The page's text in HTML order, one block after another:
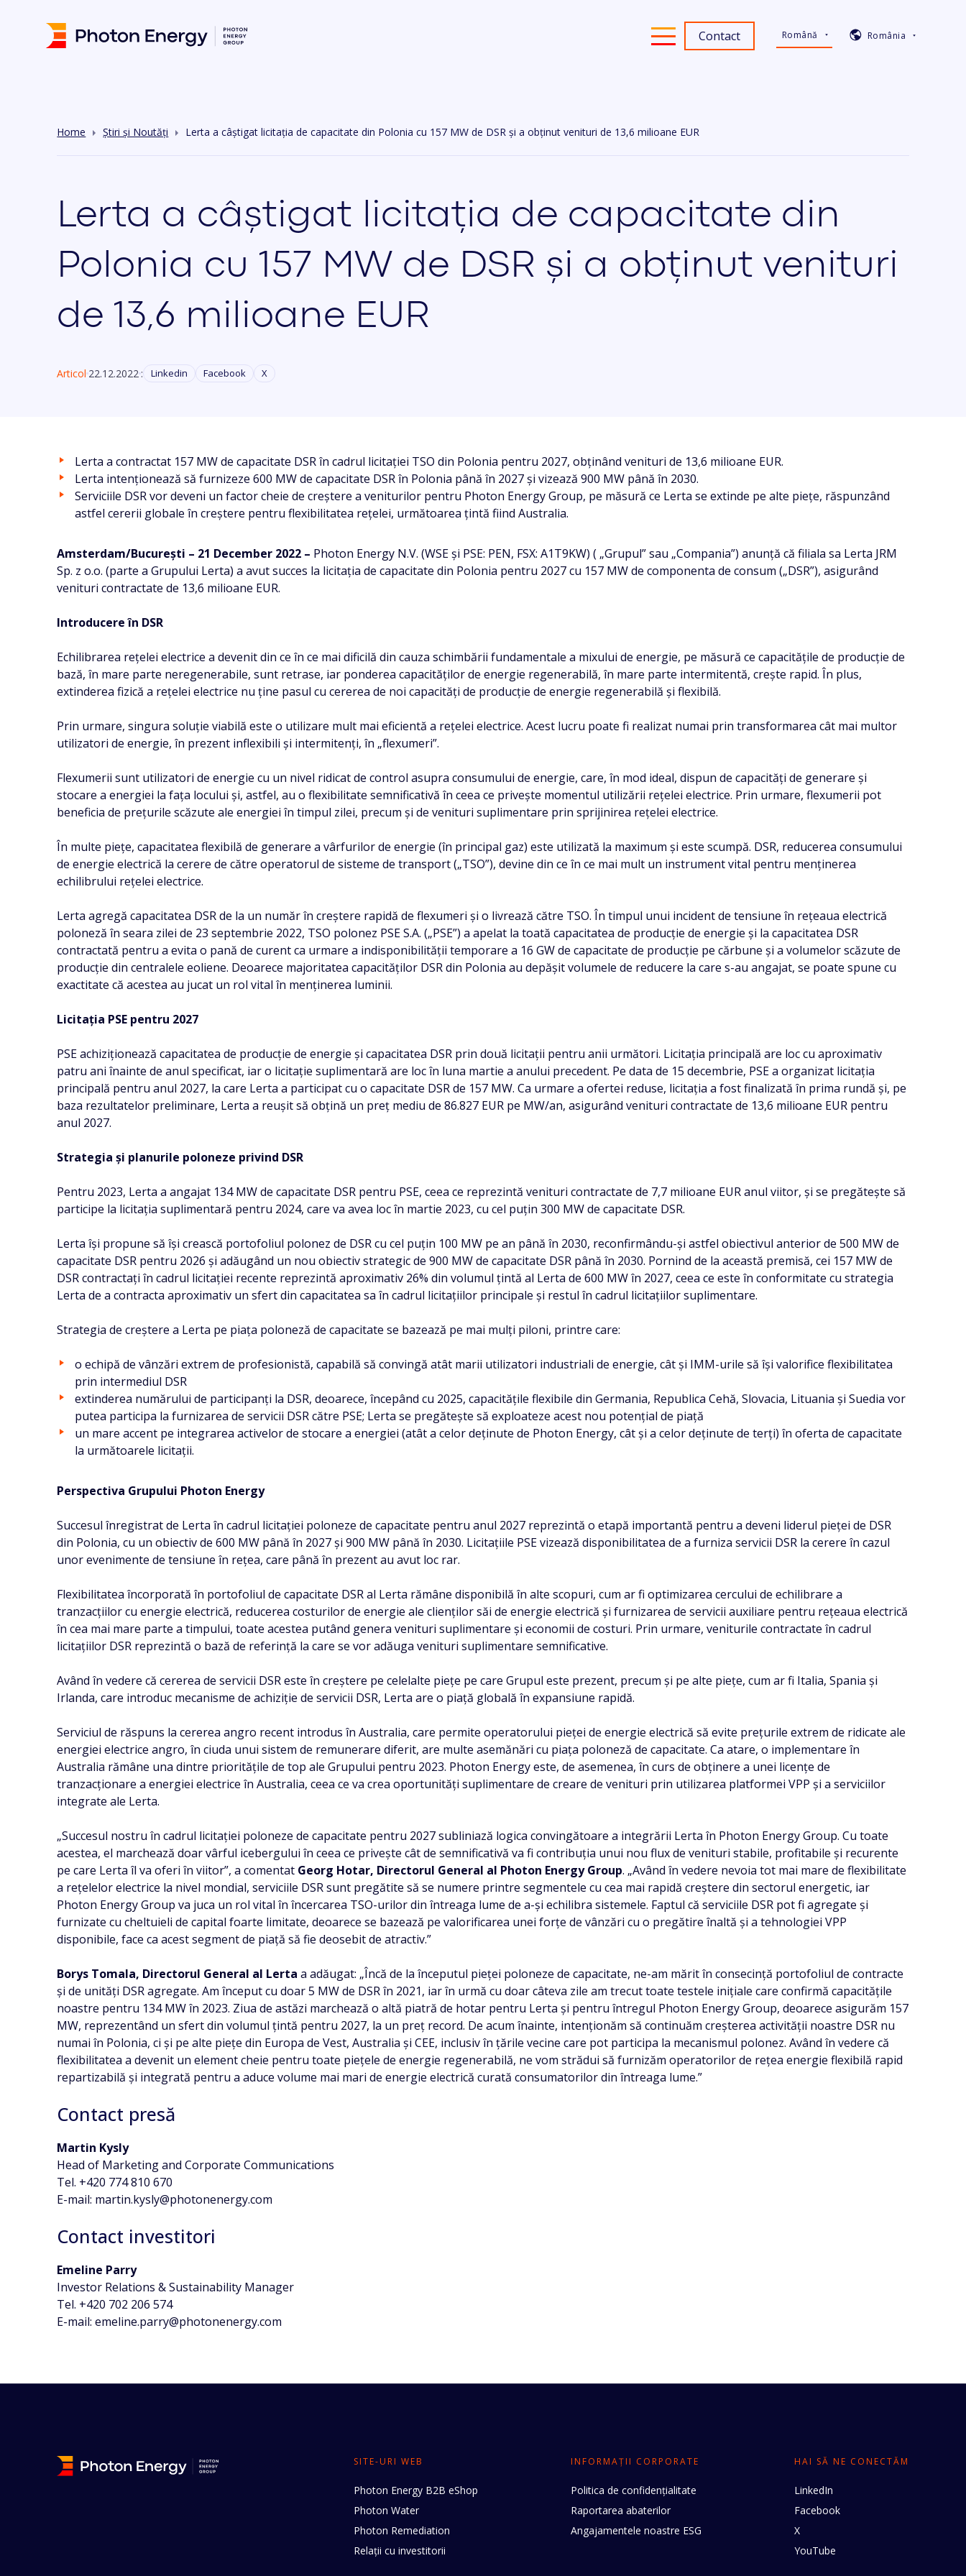
Contact Română România
Home Știri și Noutăți Lerta a câștigat licitația de capacitate din Polonia cu 157 MW de DSR și a obținut venituri de 13,6 milioane EUR
Lerta a câștigat licitația de capacitate din
Polonia cu 157 MW de DSR și a obținut venituri
de 13,6 milioane EUR
Articol 22.12.2022 : Linkedin Facebook X
Lerta a contractat 157 MW de capacitate DSR în cadrul licitației TSO din Polonia pentru 2027, obținând venituri de 13,6 milioane EUR.
Lerta intenționează să furnizeze 600 MW de capacitate DSR în Polonia până în 2027 și vizează 900 MW până în 2030.
Serviciile DSR vor deveni un factor cheie de creștere a veniturilor pentru Photon Energy Group, pe măsură ce Lerta se extinde pe alte piețe, răspunzând
astfel cererii globale în creștere pentru flexibilitatea rețelei, următoarea țintă fiind Australia.
Amsterdam/Bucureşti – 21 December 2022 – Photon Energy N.V. (WSE și PSE: PEN, FSX: A1T9KW) ( „Grupul” sau „Compania”) anunță că filiala sa Lerta JRM
Sp. z o.o. (parte a Grupului Lerta) a avut succes la licitația de capacitate din Polonia pentru 2027 cu 157 MW de componenta de consum („DSR”), asigurând
venituri contractate de 13,6 milioane EUR.
Introducere în DSR
Echilibrarea rețelei electrice a devenit din ce în ce mai dificilă din cauza schimbării fundamentale a mixului de energie, pe măsură ce capacitățile de producție de
bază, în mare parte neregenerabile, sunt retrase, iar ponderea capacităților de energie regenerabilă, în mare parte intermitentă, crește rapid. În plus,
extinderea fizică a rețelei electrice nu ține pasul cu cererea de noi capacități de producție de energie regenerabilă și flexibilă.
Prin urmare, singura soluție viabilă este o utilizare mult mai eficientă a rețelei electrice. Acest lucru poate fi realizat numai prin transformarea cât mai multor
utilizatori de energie, în prezent inflexibili și intermitenți, în „flexumeri”.
Flexumerii sunt utilizatori de energie cu un nivel ridicat de control asupra consumului de energie, care, în mod ideal, dispun de capacități de generare și
stocare a energiei la fața locului și, astfel, au o flexibilitate semnificativă în ceea ce privește momentul utilizării rețelei electrice. Prin urmare, flexumerii pot
beneficia de prețurile scăzute ale energiei în timpul zilei, precum și de venituri suplimentare prin sprijinirea rețelei electrice.
În multe piețe, capacitatea flexibilă de generare a vârfurilor de energie (în principal gaz) este utilizată la maximum și este scumpă. DSR, reducerea consumului
de energie electrică la cerere de către operatorul de sisteme de transport („TSO”), devine din ce în ce mai mult un instrument vital pentru menținerea
echilibrului rețelei electrice.
Lerta agregă capacitatea DSR de la un număr în creștere rapidă de flexumeri și o livrează către TSO. În timpul unui incident de tensiune în rețeaua electrică
poloneză în seara zilei de 23 septembrie 2022, TSO polonez PSE S.A. („PSE”) a apelat la toată capacitatea de producție de energie și la capacitatea DSR
contractată pentru a evita o pană de curent ca urmare a indisponibilității temporare a 16 GW de capacitate de producție pe cărbune și a volumelor scăzute de
producție din centralele eoliene. Deoarece majoritatea capacităților DSR din Polonia au depășit volumele de reducere la care s-au angajat, se poate spune cu
exactitate că acestea au jucat un rol vital în menținerea luminii.
Licitația PSE pentru 2027
PSE achiziționează capacitatea de producție de energie și capacitatea DSR prin două licitații pentru anii următori. Licitația principală are loc cu aproximativ
patru ani înainte de anul specificat, iar o licitație suplimentară are loc în luna martie a anului precedent. Pe data de 15 decembrie, PSE a organizat licitația
principală pentru anul 2027, la care Lerta a participat cu o capacitate DSR de 157 MW. Ca urmare a ofertei reduse, licitația a fost finalizată în prima rundă și, pe
baza rezultatelor preliminare, Lerta a reușit să obțină un preț mediu de 86.827 EUR pe MW/an, asigurând venituri contractate de 13,6 milioane EUR pentru
anul 2027.
Strategia și planurile poloneze privind DSR
Pentru 2023, Lerta a angajat 134 MW de capacitate DSR pentru PSE, ceea ce reprezintă venituri contractate de 7,7 milioane EUR anul viitor, și se pregătește să
participe la licitația suplimentară pentru 2024, care va avea loc în martie 2023, cu cel puțin 300 MW de capacitate DSR.
Lerta își propune să își crească portofoliul polonez de DSR cu cel puțin 100 MW pe an până în 2030, reconfirmându-și astfel obiectivul anterior de 500 MW de
capacitate DSR pentru 2026 și adăugând un nou obiectiv strategic de 900 MW de capacitate DSR până în 2030. Pornind de la această premisă, cei 157 MW de
DSR contractați în cadrul licitației recente reprezintă aproximativ 26% din volumul țintă al Lerta de 600 MW în 2027, ceea ce este în conformitate cu strategia
Lerta de a contracta aproximativ un sfert din capacitatea sa în cadrul licitațiilor principale și restul în cadrul licitațiilor suplimentare.
Strategia de creștere a Lerta pe piața poloneză de capacitate se bazează pe mai mulți piloni, printre care:
o echipă de vânzări extrem de profesionistă, capabilă să convingă atât marii utilizatori industriali de energie, cât și IMM-urile să își valorifice flexibilitatea
prin intermediul DSR
extinderea numărului de participanți la DSR, deoarece, începând cu 2025, capacitățile flexibile din Germania, Republica Cehă, Slovacia, Lituania și Suedia vor
putea participa la furnizarea de servicii DSR către PSE; Lerta se pregătește să exploateze acest nou potențial de piață
un mare accent pe integrarea activelor de stocare a energiei (atât a celor deținute de Photon Energy, cât și a celor deținute de terți) în oferta de capacitate
la următoarele licitații.
Perspectiva Grupului Photon Energy
Succesul înregistrat de Lerta în cadrul licitației poloneze de capacitate pentru anul 2027 reprezintă o etapă importantă pentru a deveni liderul pieței de DSR
din Polonia, cu un obiectiv de 600 MW până în 2027 și 900 MW până în 2030. Licitațiile PSE vizează disponibilitatea de a furniza servicii DSR la cerere în cazul
unor evenimente de tensiune în rețea, care până în prezent au avut loc rar.
Flexibilitatea încorporată în portofoliul de capacitate DSR al Lerta rămâne disponibilă în alte scopuri, cum ar fi optimizarea cercului de echilibrare a
tranzacțiilor cu energie electrică, reducerea costurilor de energie ale clienților săi de energie electrică și furnizarea de servicii auxiliare pentru rețeaua electrică
în cea mai mare parte a timpului, toate acestea putând genera venituri suplimentare și economii de costuri. Prin urmare, veniturile contractate în cadrul
licitațiilor DSR reprezintă o bază de referință la care se vor adăuga venituri suplimentare semnificative.
Având în vedere că cererea de servicii DSR este în creștere pe celelalte piețe pe care Grupul este prezent, precum și pe alte piețe, cum ar fi Italia, Spania și
Irlanda, care introduc mecanisme de achiziție de servicii DSR, Lerta are o piață globală în expansiune rapidă.
Serviciul de răspuns la cererea angro recent introdus în Australia, care permite operatorului pieței de energie electrică să evite prețurile extrem de ridicate ale
energiei electrice angro, în ciuda unui sistem de remunerare diferit, are multe asemănări cu piața poloneză de capacitate. Ca atare, o implementare în
Australia rămâne una dintre prioritățile de top ale Grupului pentru 2023. Photon Energy este, de asemenea, în curs de obținere a unei licențe de
tranzacționare a energiei electrice în Australia, ceea ce va crea oportunități suplimentare de creare de venituri prin utilizarea platformei VPP și a serviciilor
integrate ale Lerta.
„Succesul nostru în cadrul licitației poloneze de capacitate pentru 2027 subliniază logica convingătoare a integrării Lerta în Photon Energy Group. Cu toate
acestea, el marchează doar vârful icebergului în ceea ce privește cât de semnificativă va fi contribuția unui nou flux de venituri stabile, profitabile și recurente
pe care Lerta îl va oferi în viitor”, a comentat Georg Hotar, Directorul General al Photon Energy Group. „Având în vedere nevoia tot mai mare de flexibilitate
a rețelelor electrice la nivel mondial, serviciile DSR sunt pregătite să se numere printre segmentele cu cea mai rapidă creștere din sectorul energetic, iar
Photon Energy Group va juca un rol vital în încercarea TSO-urilor din întreaga lume de a-și echilibra sistemele. Faptul că serviciile DSR pot fi agregate și
furnizate cu cheltuieli de capital foarte limitate, deoarece se bazează pe valorificarea unei forțe de vânzări cu o pregătire înaltă și a tehnologiei VPP
disponibile, face ca acest segment de piață să fie deosebit de atractiv.”
Borys Tomala, Directorul General al Lerta a adăugat: „Încă de la începutul pieței poloneze de capacitate, ne-am mărit în consecință portofoliul de contracte
și de unități DSR agregate. Am început cu doar 5 MW de DSR în 2021, iar în urmă cu doar câteva zile am trecut toate testele inițiale care confirmă capacitățile
noastre pentru 134 MW în 2023. Ziua de astăzi marchează o altă piatră de hotar pentru Lerta și pentru întregul Photon Energy Group, deoarece asigurăm 157
MW, reprezentând un sfert din volumul țintă pentru 2027, la un preț record. De acum înainte, intenționăm să continuăm creșterea activității noastre DSR nu
numai în Polonia, ci și pe alte piețe din Europa de Vest, Australia și CEE, inclusiv în țările vecine care pot participa la mecanismul polonez. Având în vedere că
flexibilitatea a devenit un element cheie pentru toate piețele de energie regenerabilă, ne vom strădui să furnizăm operatorilor de rețea energie flexibilă rapid
repartizabilă și integrată pentru a aduce volume mai mari de energie electrică curată consumatorilor din întreaga lume.”
Contact presă
Martin Kysly
Head of Marketing and Corporate Communications
Tel. +420 774 810 670
E-mail: martin.kysly@photonenergy.com
Contact investitori
Emeline Parry
Investor Relations & Sustainability Manager
Tel. +420 702 206 574
E-mail: emeline.parry@photonenergy.com
SITE-URI WEB
Photon Energy B2B eShop
Photon Water
Photon Remediation
Relații cu investitorii
INFORMAȚII CORPORATE
Politica de confidențialitate
Raportarea abaterilor
Angajamentele noastre ESG
HAI SĂ NE CONECTĂM
LinkedIn
Facebook
X
YouTube